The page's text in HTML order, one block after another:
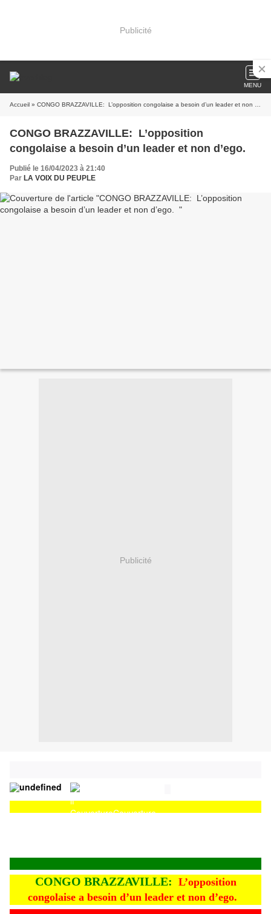
Publicité
MENU
Accueil » CONGO BRAZZAVILLE: L’opposition congolaise a besoin d’un leader et non d’ego.
CONGO BRAZZAVILLE: L’opposition
congolaise a besoin d’un leader et non d’ego.
Publié le 16/04/2023 à 21:40
Par LA VOIX DU PEUPLE
Publicité
CouvertureCouverture
CONGO BRAZZAVILLE: L’opposition
congolaise a besoin d’un leader et non d’ego.